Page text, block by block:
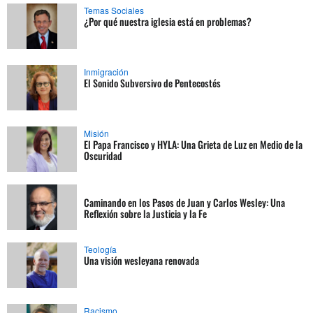
Temas Sociales
¿Por qué nuestra iglesia está en problemas?
Inmigración
El Sonido Subversivo de Pentecostés
Misión
El Papa Francisco y HYLA: Una Grieta de Luz en Medio de la
Oscuridad
Caminando en los Pasos de Juan y Carlos Wesley: Una
Reflexión sobre la Justicia y la Fe
Teología
Una visión wesleyana renovada
Racismo